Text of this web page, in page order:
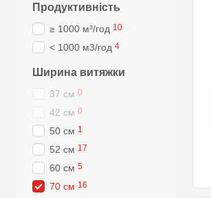
Продуктивність
≥ 1000 м³/год 10
< 1000 м3/год 4
Ширина витяжки
37 см 0
42 см 0
50 см 1
52 см 17
60 см 5
70 см 16